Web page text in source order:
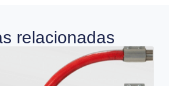
relacionadas